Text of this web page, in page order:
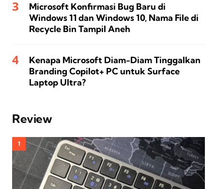
Microsoft Konfirmasi Bug Baru di
Windows 11 dan Windows 10, Nama File di
Recycle Bin Tampil Aneh
Kenapa Microsoft Diam-Diam Tinggalkan
Branding Copilot+ PC untuk Surface
Laptop Ultra?
Review